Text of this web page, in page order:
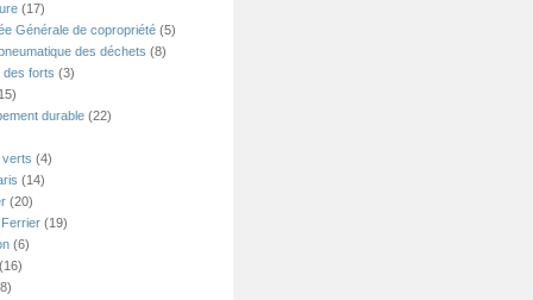
(17)
Générale de copropriété (5)
des déchets (8)
des forts (3)
durable (22)
(4)
(14)
(20)
(19)
(6)